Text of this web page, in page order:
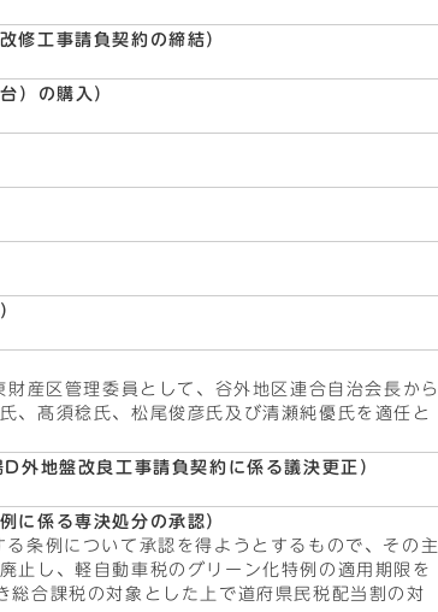
修工事請負契約の締結）
）の購入）
産区管理委員として、谷外地区連合自治会長から
、髙須稔氏、松尾俊彦氏及び清瀬純優氏を適任と
外地盤改良工事請負契約に係る議決更正）
に係る専決処分の承認）
条例について承認を得ようとするもので、その主
止し、軽自動車税のグリーン化特例の適用期限を
合課税の対象とした上で道府県民税配当割の対